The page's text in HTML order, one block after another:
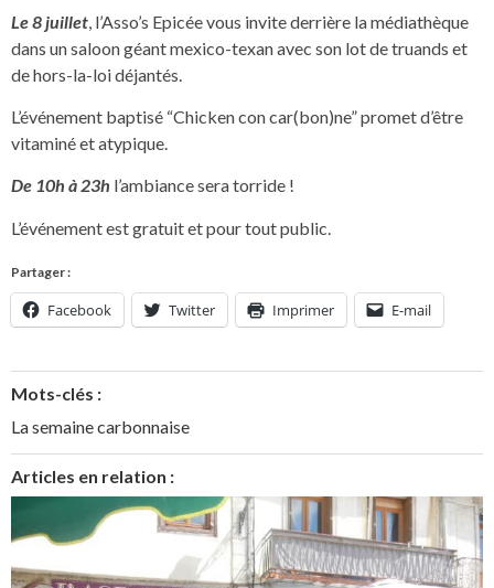
Le 8 juillet , l’Asso’s Epicée vous invite derrière la médiathèque
dans un saloon géant mexico-texan avec son lot de truands et
de hors-la-loi déjantés.
L’événement baptisé “Chicken con car(bon)ne” promet d’être
vitaminé et atypique.
De 10h à 23h l’ambiance sera torride !
L’événement est gratuit et pour tout public.
Partager :
Facebook Twitter Imprimer E-mail
Mots-clés :
La semaine carbonnaise
Articles en relation :